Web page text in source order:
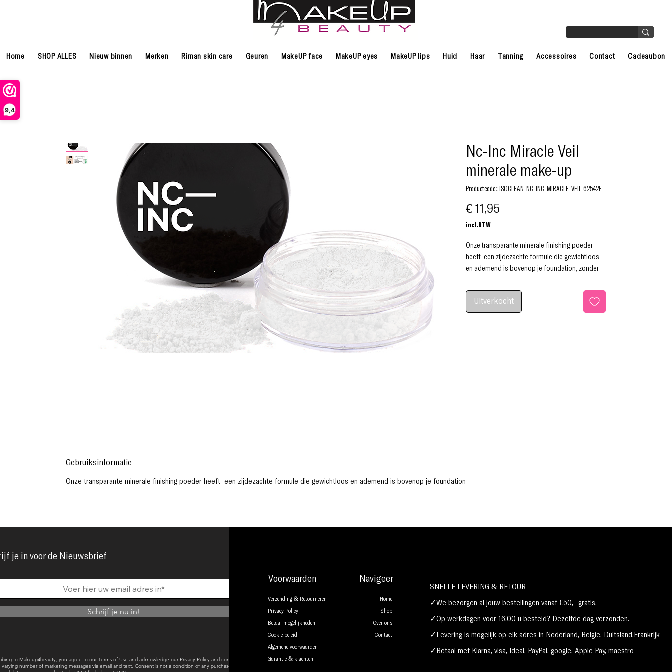
9,4
Home SHOP ALLES Nieuw binnen Merken Riman skin care Geuren MakeUP face MakeUP eyes MakeUP lips Huid Haar Tanning Accessoires Contact Cadeaubon
Nc-Inc Miracle Veil
minerale make-up
Productcode: ISOCLEAN-NC-INC-MIRACLE-VEIL-62542E
€ 11,95
incl.BTW
Onze transparante minerale finishing poeder
heeft een zijdezachte formule die gewichtloos
en ademend is bovenop je foundation, zonder
huid hebt. Het afwerkingspoeder zorgt voor een
zachte, matte afwerking en zorgt ervoor dat al je
make-up op zijn plaats blijft. Voorkomt dat het
Uitverkocht
Gebruiksinformatie
Onze transparante minerale finishing poeder heeft een zijdezachte formule die gewichtloos en ademend is bovenop je foundation
je in voor de Nieuwsbrief
Schrijf je nu in!
to Makeup4beauty, you agree to ourTerms of Use and acknowledge our Privacy Policy and consent to
varying number of marketing messages via email and text. Consent is not a condition of any purchase.
Voorwaarden
Verzending & Retourneren
Privacy Policy
Betaal mogelijkheden
Cookie beleid
Algemene voorwaarden
Garantie & klachten
Navigeer
Home
Shop
Over ons
Contact
SNELLE LEVERING & RETOUR
✓We bezorgen al jouw bestellingen vanaf €50,- gratis.
✓Op werkdagen voor 16.00 u besteld? Dezelfde dag verzonden.
✓Levering is mogelijk op elk adres in Nederland, België, Duitsland,Frankrijk
✓Betaal met Klarna, visa, Ideal, PayPal, google, Apple Pay, maestro